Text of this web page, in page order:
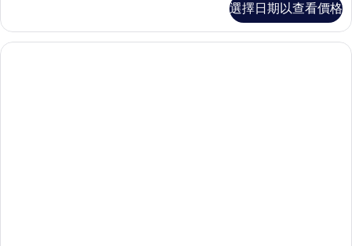
的
所
開
放
式
選擇日期以查看價格